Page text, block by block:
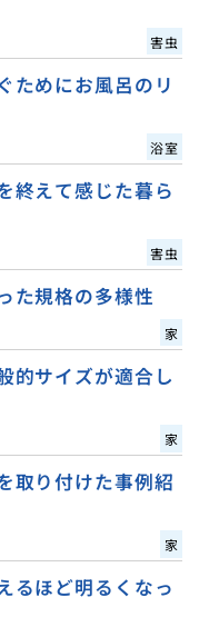
害虫
ためにお風呂のリ
浴室
終えて感じた暮ら
害虫
た規格の多様性
家
的サイズが適合し
家
取り付けた事例紹
家
るほど明るくなっ